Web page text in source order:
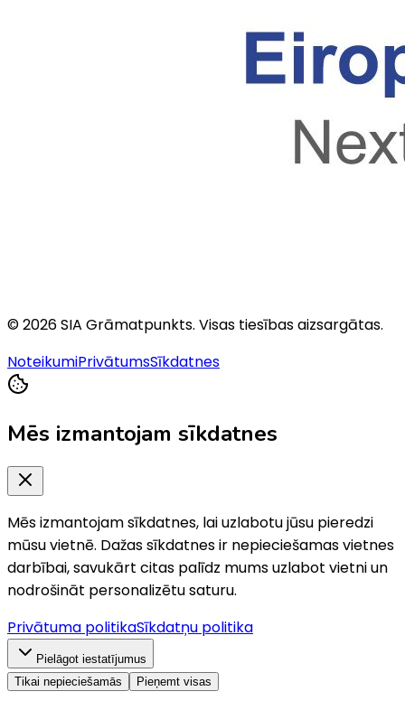
©2026SIA Grāmatpunkts. Visas tiesības aizsargātas.
NoteikumiPrivātumsSīkdatnes
Mēs izmantojam sīkdatnes
Mēs izmantojam sīkdatnes, lai uzlabotu jūsu pieredzi
mūsu vietnē. Dažas sīkdatnes ir nepieciešamas vietnes
darbībai, savukārt citas palīdz mums uzlabot vietni un
nodrošināt personalizētu saturu.
Privātuma politikaSīkdatņu politika
Pielāgot iestatījumus
Tikai nepieciešamās
Pieņemt visas